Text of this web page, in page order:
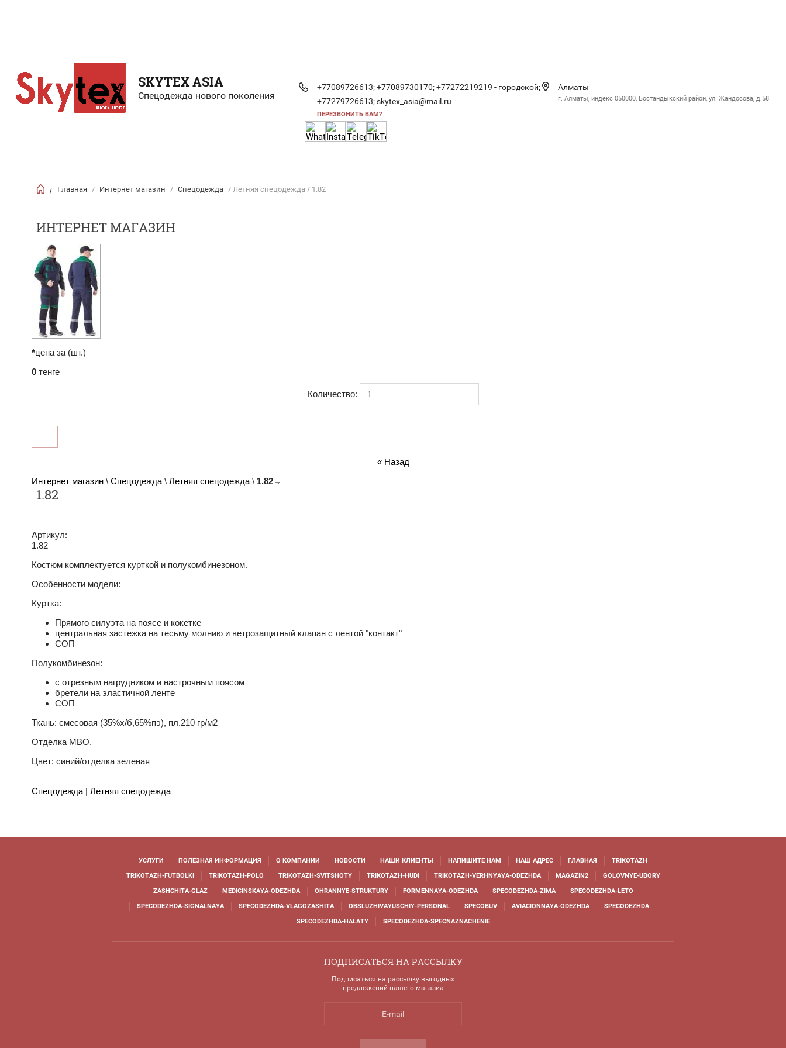
SKYTEX ASIA
Спецодежда нового поколения
+77089726613;+77089730170;+77272219219 - городской;
+77279726613;skytex_asia@mail.ru
ПЕРЕЗВОНИТЬ ВАМ?
Алматы
г. Алматы, индекс 050000, Бостандыкский район, ул. Жандосова, д.58
/ Главная / Интернет магазин / Спецодежда / Летняя спецодежда / 1.82
ИНТЕРНЕТ МАГАЗИН
*цена за (шт.)
0 тенге
Количество:
« Назад
Интернет магазин \ Спецодежда \ Летняя спецодежда \ 1.82
1.82
Артикул:
1.82
Костюм комплектуется курткой и полукомбинезоном.
Особенности модели:
Куртка:
Прямого силуэта на поясе и кокетке
центральная застежка на тесьму молнию и ветрозащитный клапан с лентой "контакт"
СОП
Полукомбинезон:
с отрезным нагрудником и настрочным поясом
бретели на эластичной ленте
СОП
Ткань: смесовая (35%х/б,65%пэ), пл.210 гр/м2
Отделка МВО.
Цвет: синий/отделка зеленая
Спецодежда| Летняя спецодежда
УСЛУГИ ПОЛЕЗНАЯ ИНФОРМАЦИЯ О КОМПАНИИ НОВОСТИ НАШИ КЛИЕНТЫ НАПИШИТЕ НАМ НАШ АДРЕС ГЛАВНАЯ
TRIKOTAZH
TRIKOTAZH-FUTBOLKI
TRIKOTAZH-POLO TRIKOTAZH-SVITSHOTY TRIKOTAZH-HUDI TRIKOTAZH-VERHNYAYA-ODEZHDA MAGAZIN2
GOLOVNYE-UBORY
ZASHCHITA-GLAZ
MEDICINSKAYA-ODEZHDA OHRANNYE-STRUKTURY FORMENNAYA-ODEZHDA SPECODEZHDA-ZIMA
SPECODEZHDA-LETO
SPECODEZHDA-SIGNALNAYA
SPECODEZHDA-VLAGOZASHITA OBSLUZHIVAYUSCHIY-PERSONAL SPECOBUV AVIACIONNAYA-ODEZHDA
SPECODEZHDA
SPECODEZHDA-HALATY
SPECODEZHDA-SPECNAZNACHENIE
ПОДПИСАТЬСЯ НА РАССЫЛКУ
Подписаться на рассылку выгодных
предложений нашего магазиа